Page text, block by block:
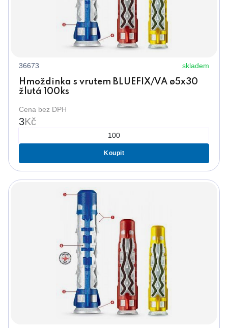
36673 skladem
Hmoždinka s vrutem BLUEFIX/VA ø5x30
žlutá 100ks
Cena bez DPH
3Kč
Koupit